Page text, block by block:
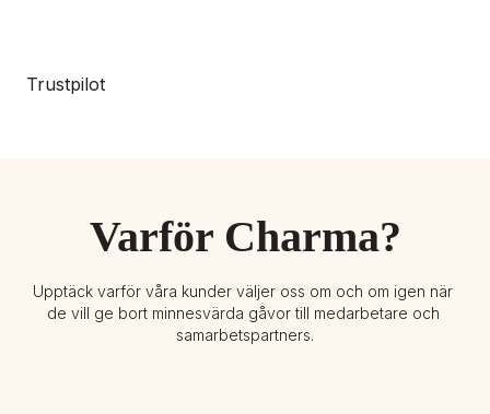
Trustpilot
Varför Charma?
Upptäck varför våra kunder väljer oss om och om igen när
de vill ge bort minnesvärda gåvor till medarbetare och
samarbetspartners.